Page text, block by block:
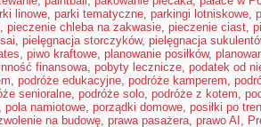
linowe, parki tematyczne, parkingi lotniskowe,
, pieczenie chleba na zakwasie, pieczenie ciast,
, pielęgnacja storczyków, pielęgnacja
, piwo kraftowe, planowanie posiłków,
finansowa, pobyty lecznicze, podatek od
, podróże edukacyjne, podróże kamperem,
senioralne, podróże solo, podróże z kotem,
, pola namiotowe, porządki domowe, posiłki po
na budowę, prawa pasażera, prawo AI ,